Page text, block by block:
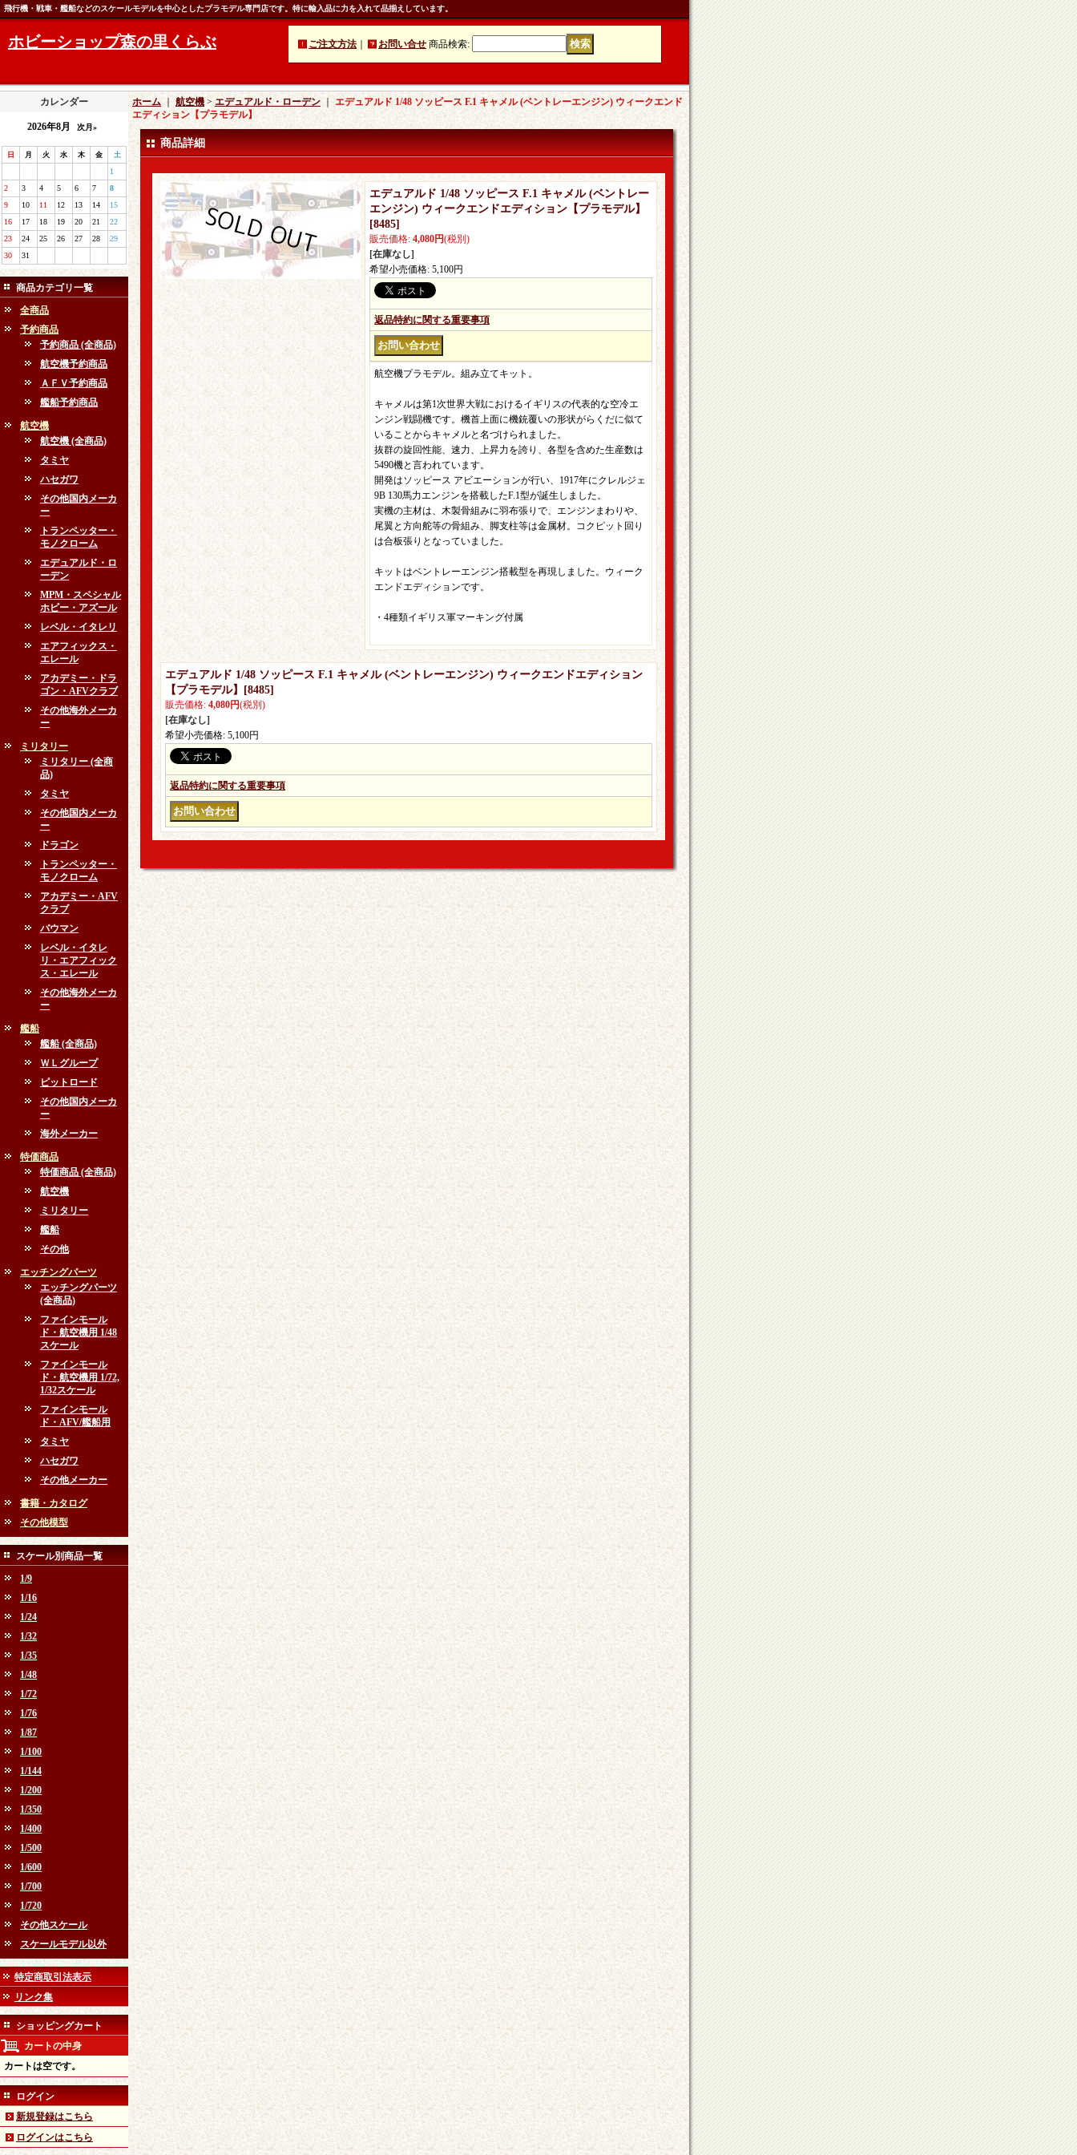
飛行機・戦車・艦船などのスケールモデルを中心としたプラモデル専門店です。特に輸入品に力を入れて品揃えしています。
ホビーショップ森の里くらぶ ご注文方法 お問い合せ 商品検索:
カレンダー
2026年8月 次月»
日 月 火 水 木 金 土
1
2
3 4 5 6 7
8
9
10 11 12 13 14
15
16
17 18 19 20 21
22
23
24 25 26 27 28
29
30
31
商品カテゴリ一覧
全商品
予約商品
予約商品 (全商品)
航空機予約商品
ＡＦＶ予約商品
艦船予約商品
航空機
航空機 (全商品)
タミヤ
ハセガワ
その他国内メーカ
ー
トランペッター・
モノクローム
エデュアルド・ロ
ーデン
MPM・スペシャル
ホビー・アズール
レベル・イタレリ
エアフィックス・
エレール
アカデミー・ドラ
ゴン・AFVクラブ
その他海外メーカ
ー
ミリタリー
ミリタリー (全商
品)
タミヤ
その他国内メーカ
ー
ドラゴン
トランペッター・
モノクローム
アカデミー・AFV
クラブ
バウマン
レベル・イタレ
リ・エアフィック
ス・エレール
その他海外メーカ
ー
艦船
艦船 (全商品)
ＷＬグループ
ピットロード
その他国内メーカ
ー
海外メーカー
特価商品
特価商品 (全商品)
航空機
ミリタリー
艦船
その他
エッチングパーツ
エッチングパーツ
(全商品)
ファインモール
ド・航空機用 1/48
スケール
ファインモール
ド・航空機用 1/72,
1/32スケール
ファインモール
ド・AFV/艦船用
タミヤ
ハセガワ
その他メーカー
書籍・カタログ
その他模型
スケール別商品一覧
1/9
1/16
1/24
1/32
1/35
1/48
1/72
1/76
1/87
1/100
1/144
1/200
1/350
1/400
1/500
1/600
1/700
1/720
その他スケール
スケールモデル以外
特定商取引法表示
リンク集
ショッピングカート
カートの中身
カートは空です。
ログイン
新規登録はこちら
ログインはこちら
ホーム 航空機 > エデュアルド・ローデン
エデュアルド 1/48 ソッピース F.1 キャメル (ベントレーエンジン) ウィークエンド
エディション【プラモデル】
商品詳細
エデュアルド 1/48 ソッピース F.1 キャメル (ベントレー
エンジン) ウィークエンドエディション【プラモデル】
[8485]
販売価格: 4,080円(税別)
[在庫なし]
希望小売価格: 5,100円
返品特約に関する重要事項
航空機プラモデル。組み立てキット。
キャメルは第1次世界大戦におけるイギリスの代表的な空冷エ
ンジン戦闘機です。機首上面に機銃覆いの形状がらくだに似て
いることからキャメルと名づけられました。
抜群の旋回性能、速力、上昇力を誇り、各型を含めた生産数は
5490機と言われています。
開発はソッピース アビエーションが行い、1917年にクレルジェ
9B 130馬力エンジンを搭載したF.1型が誕生しました。
実機の主材は、木製骨組みに羽布張りで、エンジンまわりや、
尾翼と方向舵等の骨組み、脚支柱等は金属材。コクピット回り
は合板張りとなっていました。
キットはベントレーエンジン搭載型を再現しました。ウィーク
エンドエディションです。
・4種類イギリス軍マーキング付属
エデュアルド 1/48 ソッピース F.1 キャメル (ベントレーエンジン) ウィークエンドエディション
【プラモデル】
[8485]
販売価格: 4,080円(税別)
[在庫なし]
希望小売価格: 5,100円
返品特約に関する重要事項